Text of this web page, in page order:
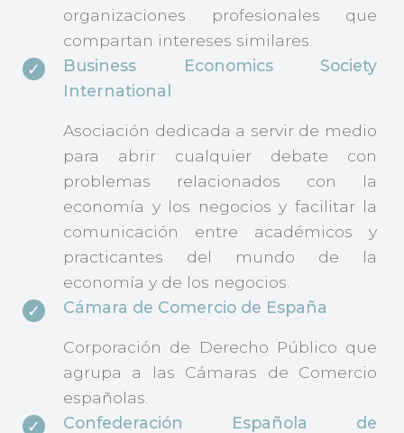
organizaciones profesionales que
compartan intereses similares.
Business Economics Society
International
Asociación dedicada a servir de medio
para abrir cualquier debate con
problemas relacionados con la
economía y los negocios y facilitar la
comunicación entre académicos y
practicantes del mundo de la
economía y de los negocios.
Cámara de Comercio de España
Corporación de Derecho Público que
agrupa a las Cámaras de Comercio
españolas.
Confederación Española de